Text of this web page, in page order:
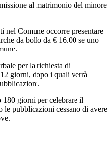
al matrimonio del minore
nel Comune occorre presentare
da bollo da € 16.00 se uno
per la richiesta di
giorni, dopo i quali verrà
180 giorni per celebrare il
le pubblicazioni cessano di avere